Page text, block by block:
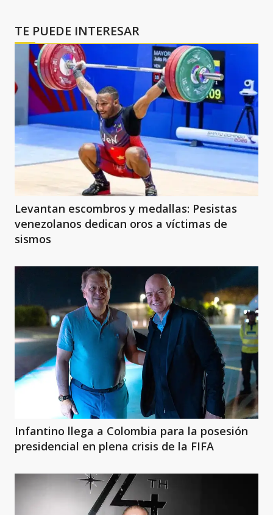
TE PUEDE INTERESAR
Levantan escombros y medallas: Pesistas
venezolanos dedican oros a víctimas de
sismos
Infantino llega a Colombia para la posesión
presidencial en plena crisis de la FIFA